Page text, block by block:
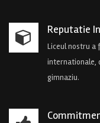
Reputatie
Liceul nostru a
internationale,
gimnaziu.